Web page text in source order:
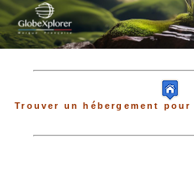
Trouver un hébergement